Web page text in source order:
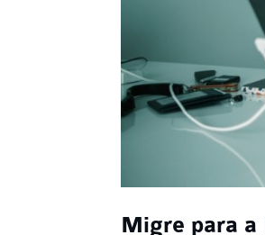
Migre para a